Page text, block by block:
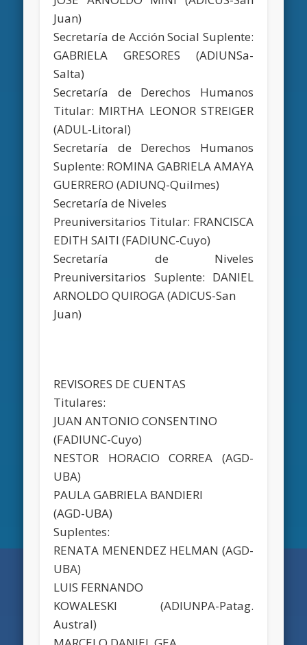
Juan)
Secretaría de Acción Social Suplente:
GABRIELA GRESORES (ADIUNSa-
Salta)
Secretaría de Derechos Humanos
Titular: MIRTHA LEONOR STREIGER
(ADUL-Litoral)
Secretaría de Derechos Humanos
Suplente: ROMINA GABRIELA AMAYA
GUERRERO (ADIUNQ-Quilmes)
Secretaría de Niveles
Preuniversitarios Titular: FRANCISCA
EDITH SAITI (FADIUNC-Cuyo)
Secretaría de Niveles
Preuniversitarios Suplente: DANIEL
ARNOLDO QUIROGA (ADICUS-San
Juan)
REVISORES DE CUENTAS
Titulares:
JUAN ANTONIO CONSENTINO
(FADIUNC-Cuyo)
NESTOR HORACIO CORREA (AGD-
UBA)
PAULA GABRIELA BANDIERI
(AGD-UBA)
Suplentes:
RENATA MENENDEZ HELMAN (AGD-
UBA)
LUIS FERNANDO
KOWALESKI (ADIUNPA-Patag.
Austral)